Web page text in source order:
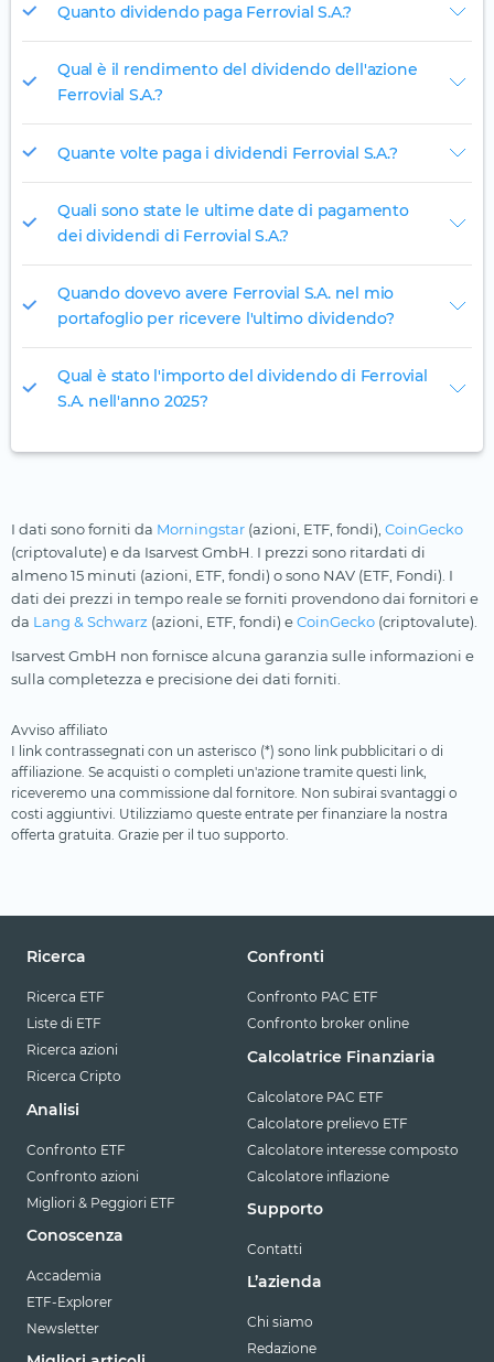
Quanto dividendo paga Ferrovial S.A.?
Qual è il rendimento del dividendo dell'azione
Ferrovial S.A.?
Quante volte paga i dividendi Ferrovial S.A.?
Quali sono state le ultime date di pagamento
dei dividendi di Ferrovial S.A.?
Quando dovevo avere Ferrovial S.A. nel mio
portafoglio per ricevere l'ultimo dividendo?
Qual è stato l'importo del dividendo di Ferrovial
S.A. nell'anno 2025?
I dati sono forniti da Morningstar (azioni, ETF, fondi), CoinGecko
(criptovalute) e da Isarvest GmbH. I prezzi sono ritardati di
almeno 15 minuti (azioni, ETF, fondi) o sono NAV (ETF, Fondi). I
dati dei prezzi in tempo reale se forniti provendono dai fornitori e
da Lang & Schwarz (azioni, ETF, fondi) eCoinGecko (criptovalute).
Isarvest GmbH non fornisce alcuna garanzia sulle informazioni e
sulla completezza e precisione dei dati forniti.
Avviso affiliato
I link contrassegnati con un asterisco (*) sono link pubblicitari o di
affiliazione. Se acquisti o completi un'azione tramite questi link,
riceveremo una commissione dal fornitore. Non subirai svantaggi o
costi aggiuntivi. Utilizziamo queste entrate per finanziare la nostra
offerta gratuita. Grazie per il tuo supporto.
Ricerca
Ricerca ETF
Liste di ETF
Ricerca azioni
Ricerca Cripto
Analisi
Confronto ETF
Confronto azioni
Migliori & Peggiori ETF
Conoscenza
Accademia
ETF-Explorer
Newsletter
Confronti
Confronto PAC ETF
Confronto broker online
Calcolatrice Finanziaria
Calcolatore PAC ETF
Calcolatore prelievo ETF
Calcolatore interesse composto
Calcolatore inflazione
Supporto
Contatti
L’azienda
Chi siamo
Redazione